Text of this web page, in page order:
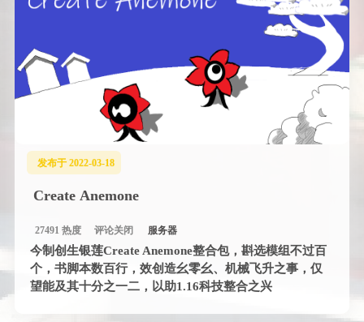
发布于 2022-03-18
Create Anemone
27491 热度 评论关闭 服务器
今制创生银莲Create Anemone整合包，斟选模组不过百
个，书脚本数百行，效创造幺零幺、机械飞升之事，仅
望能及其十分之一二，以助1.16科技整合之兴